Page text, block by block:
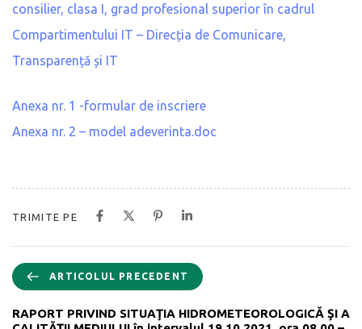
consilier, clasa I, grad profesional superior în cadrul
Compartimentului IT – Direcția de Comunicare,
Transparență și IT
Anexa nr. 1 -formular de inscriere
Anexa nr. 2 – model adeverinta.doc
TRIMITE PE
ARTICOLUL PRECEDENT
RAPORT PRIVIND SITUAŢIA HIDROMETEOROLOGICĂ ŞI A